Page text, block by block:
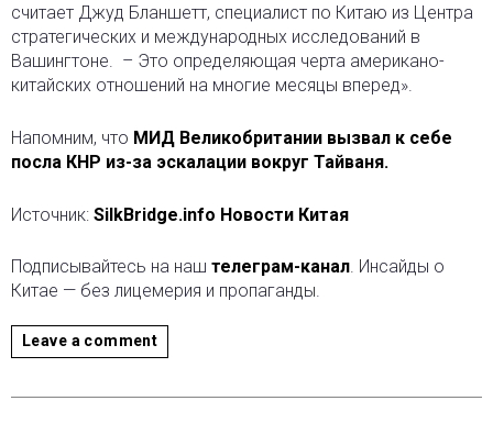
считает Джуд Бланшетт, специалист по Китаю из Центра
стратегических и международных исследований в
Вашингтоне. – Это определяющая черта американо-
китайских отношений на многие месяцы вперед».
Напомним, что МИД Великобритании вызвал к себе
посла КНР из-за эскалации вокруг Тайваня.
Источник: SilkBridge.info Новости Китая
Подписывайтесь на наш телеграм-канал. Инсайды о
Китае — без лицемерия и пропаганды.
Leave a comment